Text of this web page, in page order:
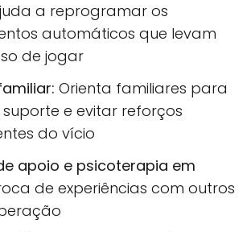
a reprogramar os
automáticos que levam
de jogar
Orienta familiares para
e evitar reforços
do vício
apoio e psicoterapia em
de experiências com outros